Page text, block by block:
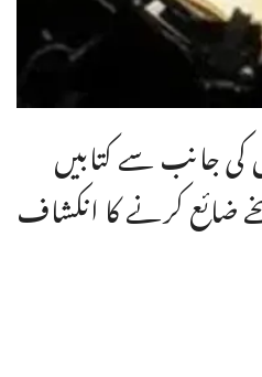
کی جانب سے کتابیں
ضائع کرنے کا انکشاف